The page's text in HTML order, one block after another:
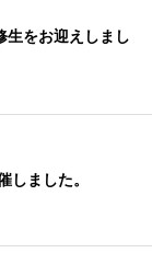
生をお迎えしまし
しました。